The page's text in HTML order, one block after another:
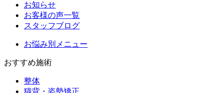
お知らせ
お客様の声一覧
スタッフブログ
お悩み別メニュー
おすすめ施術
整体